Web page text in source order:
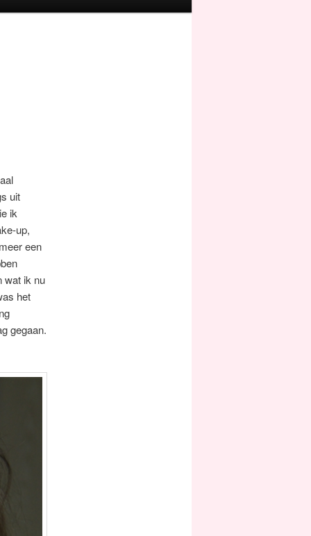
uit
ik
up,
een
wat ik nu
het
gegaan.